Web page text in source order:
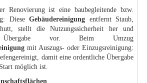
Renovierung ist eine baubegleitende bzw.
DieseGebäudereinigung entfernt Staub,
stellt die Nutzungssicherheit her und
vor. Beim Umzug
mit Auszugs- oder Einzugsreinigung:
damit eine ordentliche Übergabe
möglich ist.